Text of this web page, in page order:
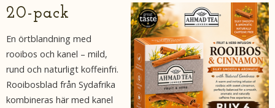
20-pack
En örtblandning med
rooibos och kanel – mild,
rund och naturligt koffeinfri.
Rooibosblad från Sydafrika
kombineras här med kanel